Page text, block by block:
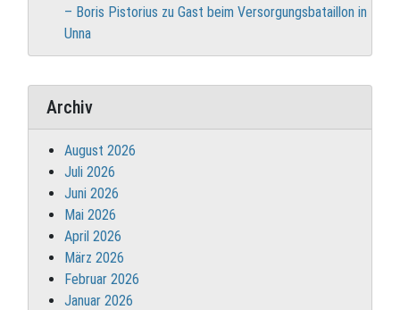
– Boris Pistorius zu Gast beim Versorgungsbataillon in
Unna
Archiv
August 2026
Juli 2026
Juni 2026
Mai 2026
April 2026
März 2026
Februar 2026
Januar 2026